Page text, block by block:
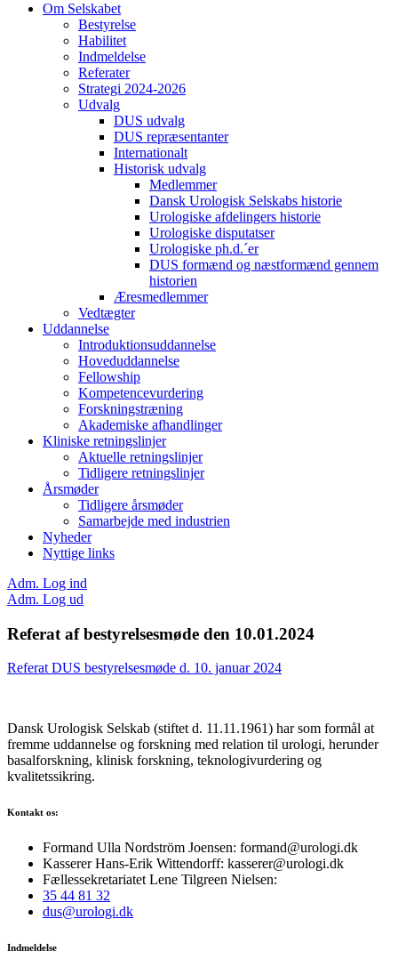
Om Selskabet
Bestyrelse
Habilitet
Indmeldelse
Referater
Strategi 2024-2026
Udvalg
DUS udvalg
DUS repræsentanter
Internationalt
Historisk udvalg
Medlemmer
Dansk Urologisk Selskabs historie
Urologiske afdelingers historie
Urologiske disputatser
Urologiske ph.d.´er
DUS formænd og næstformænd gennem
historien
Æresmedlemmer
Vedtægter
Uddannelse
Introduktionsuddannelse
Hoveduddannelse
Fellowship
Kompetencevurdering
Forskningstræning
Akademiske afhandlinger
Kliniske retningslinjer
Aktuelle retningslinjer
Tidligere retningslinjer
Årsmøder
Tidligere årsmøder
Samarbejde med industrien
Nyheder
Nyttige links
Adm. Log ind
Adm. Log ud
Referat af bestyrelsesmøde den 10.01.2024
Referat DUS bestyrelsesmøde d. 10. januar 2024
Dansk Urologisk Selskab (stiftet d. 11.11.1961) har som formål at
fremme uddannelse og forskning med relation til urologi, herunder
basalforskning, klinisk forskning, teknologivurdering og
kvalitetssikring.
Kontakt os:
Formand Ulla Nordström Joensen: formand@urologi.dk
Kasserer Hans-Erik Wittendorff: kasserer@urologi.dk
Fællessekretariatet Lene Tilgreen Nielsen:
35 44 81 32
dus@urologi.dk
Indmeldelse